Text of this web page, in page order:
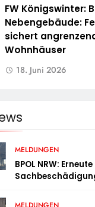
FW Königswinter:
Nebengebäude:
sichert
Wohnhäuser
18. Juni 2026
MELDUNGEN
BPOL NRW: Erneute